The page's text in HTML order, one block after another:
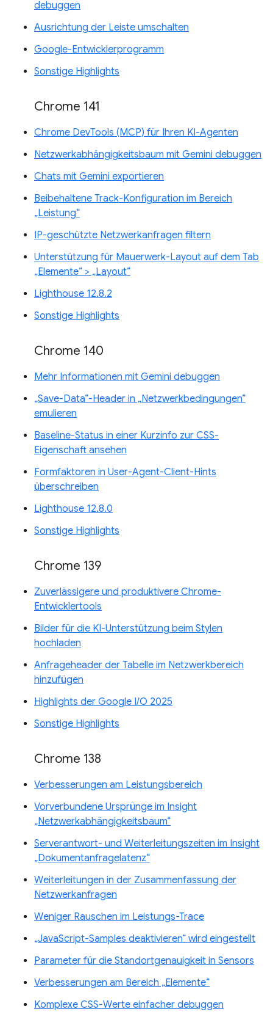
debuggen
Ausrichtung der Leiste umschalten
Google-Entwicklerprogramm
Sonstige Highlights
Chrome 141
Chrome DevTools (MCP) für Ihren KI-Agenten
Netzwerkabhängigkeitsbaum mit Gemini debuggen
Chats mit Gemini exportieren
Beibehaltene Track-Konfiguration im Bereich
„Leistung“
IP-geschützte Netzwerkanfragen filtern
Unterstützung für Mauerwerk-Layout auf dem Tab
„Elemente“ > „Layout“
Lighthouse 12.8.2
Sonstige Highlights
Chrome 140
Mehr Informationen mit Gemini debuggen
„Save-Data“-Header in „Netzwerkbedingungen“
emulieren
Baseline-Status in einer Kurzinfo zur CSS-
Eigenschaft ansehen
Formfaktoren in User-Agent-Client-Hints
überschreiben
Lighthouse 12.8.0
Sonstige Highlights
Chrome 139
Zuverlässigere und produktivere Chrome-
Entwicklertools
Bilder für die KI-Unterstützung beim Stylen
hochladen
Anfrageheader der Tabelle im Netzwerkbereich
hinzufügen
Highlights der Google I/O 2025
Sonstige Highlights
Chrome 138
Verbesserungen am Leistungsbereich
Vorverbundene Ursprünge im Insight
„Netzwerkabhängigkeitsbaum“
Serverantwort- und Weiterleitungszeiten im Insight
„Dokumentanfragelatenz“
Weiterleitungen in der Zusammenfassung der
Netzwerkanfragen
Weniger Rauschen im Leistungs-Trace
„JavaScript-Samples deaktivieren“ wird eingestellt
Parameter für die Standortgenauigkeit in Sensors
Verbesserungen am Bereich „Elemente“
Komplexe CSS-Werte einfacher debuggen